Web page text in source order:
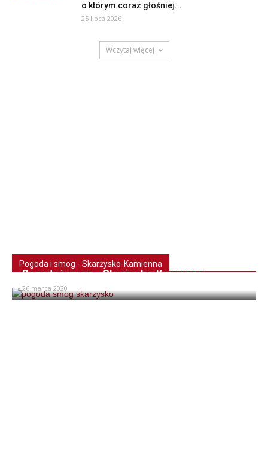
o którym coraz głośniej...
25 lipca 2026
Wczytaj więcej
Pogoda i smog - Skarżysko-Kamienna
Pogoda i smog – Skarżysko-Kamienna
26 marca 2020